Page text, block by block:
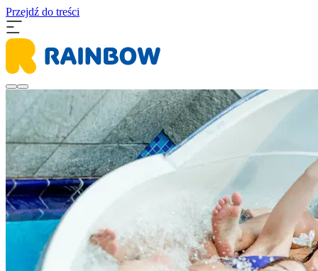
Przejdź do treści